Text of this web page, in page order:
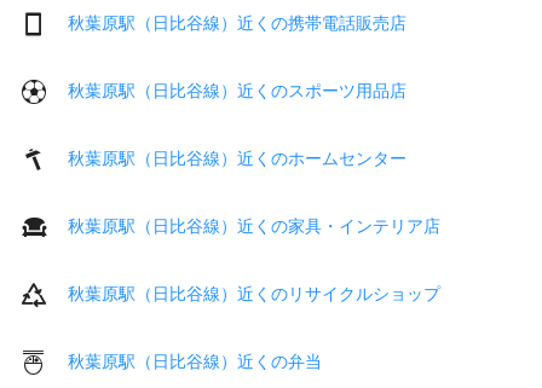
秋葉原駅（日比谷線）近くの携帯電話販売店
秋葉原駅（日比谷線）近くのスポーツ用品店
秋葉原駅（日比谷線）近くのホームセンター
秋葉原駅（日比谷線）近くの家具・インテリア店
秋葉原駅（日比谷線）近くのリサイクルショップ
秋葉原駅（日比谷線）近くの弁当